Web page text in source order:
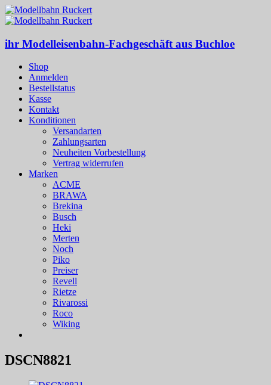
ihr Modelleisenbahn-Fachgeschäft aus Buchloe
Shop
Anmelden
Bestellstatus
Kasse
Kontakt
Konditionen
Versandarten
Zahlungsarten
Neuheiten Vorbestellung
Vertrag widerrufen
Marken
ACME
BRAWA
Brekina
Busch
Heki
Merten
Noch
Piko
Preiser
Revell
Rietze
Rivarossi
Roco
Wiking
DSCN8821